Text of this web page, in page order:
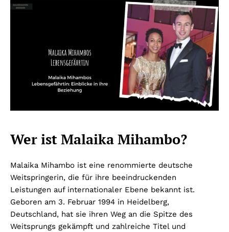
Wer ist Malaika Mihambo?
Malaika Mihambo ist eine renommierte deutsche
Weitspringerin, die für ihre beeindruckenden
Leistungen auf internationaler Ebene bekannt ist.
Geboren am 3. Februar 1994 in Heidelberg,
Deutschland, hat sie ihren Weg an die Spitze des
Weitsprungs gekämpft und zahlreiche Titel und